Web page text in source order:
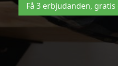
Få 3 erbjudanden,